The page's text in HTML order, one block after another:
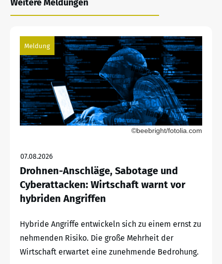
Weitere Meldungen
Meldung
©beebright/fotolia.com
07.08.2026
Drohnen-Anschläge, Sabotage und
Cyberattacken: Wirtschaft warnt vor
hybriden Angriffen
Hybride Angriffe entwickeln sich zu einem ernst zu
nehmenden Risiko. Die große Mehrheit der
Wirtschaft erwartet eine zunehmende Bedrohung.